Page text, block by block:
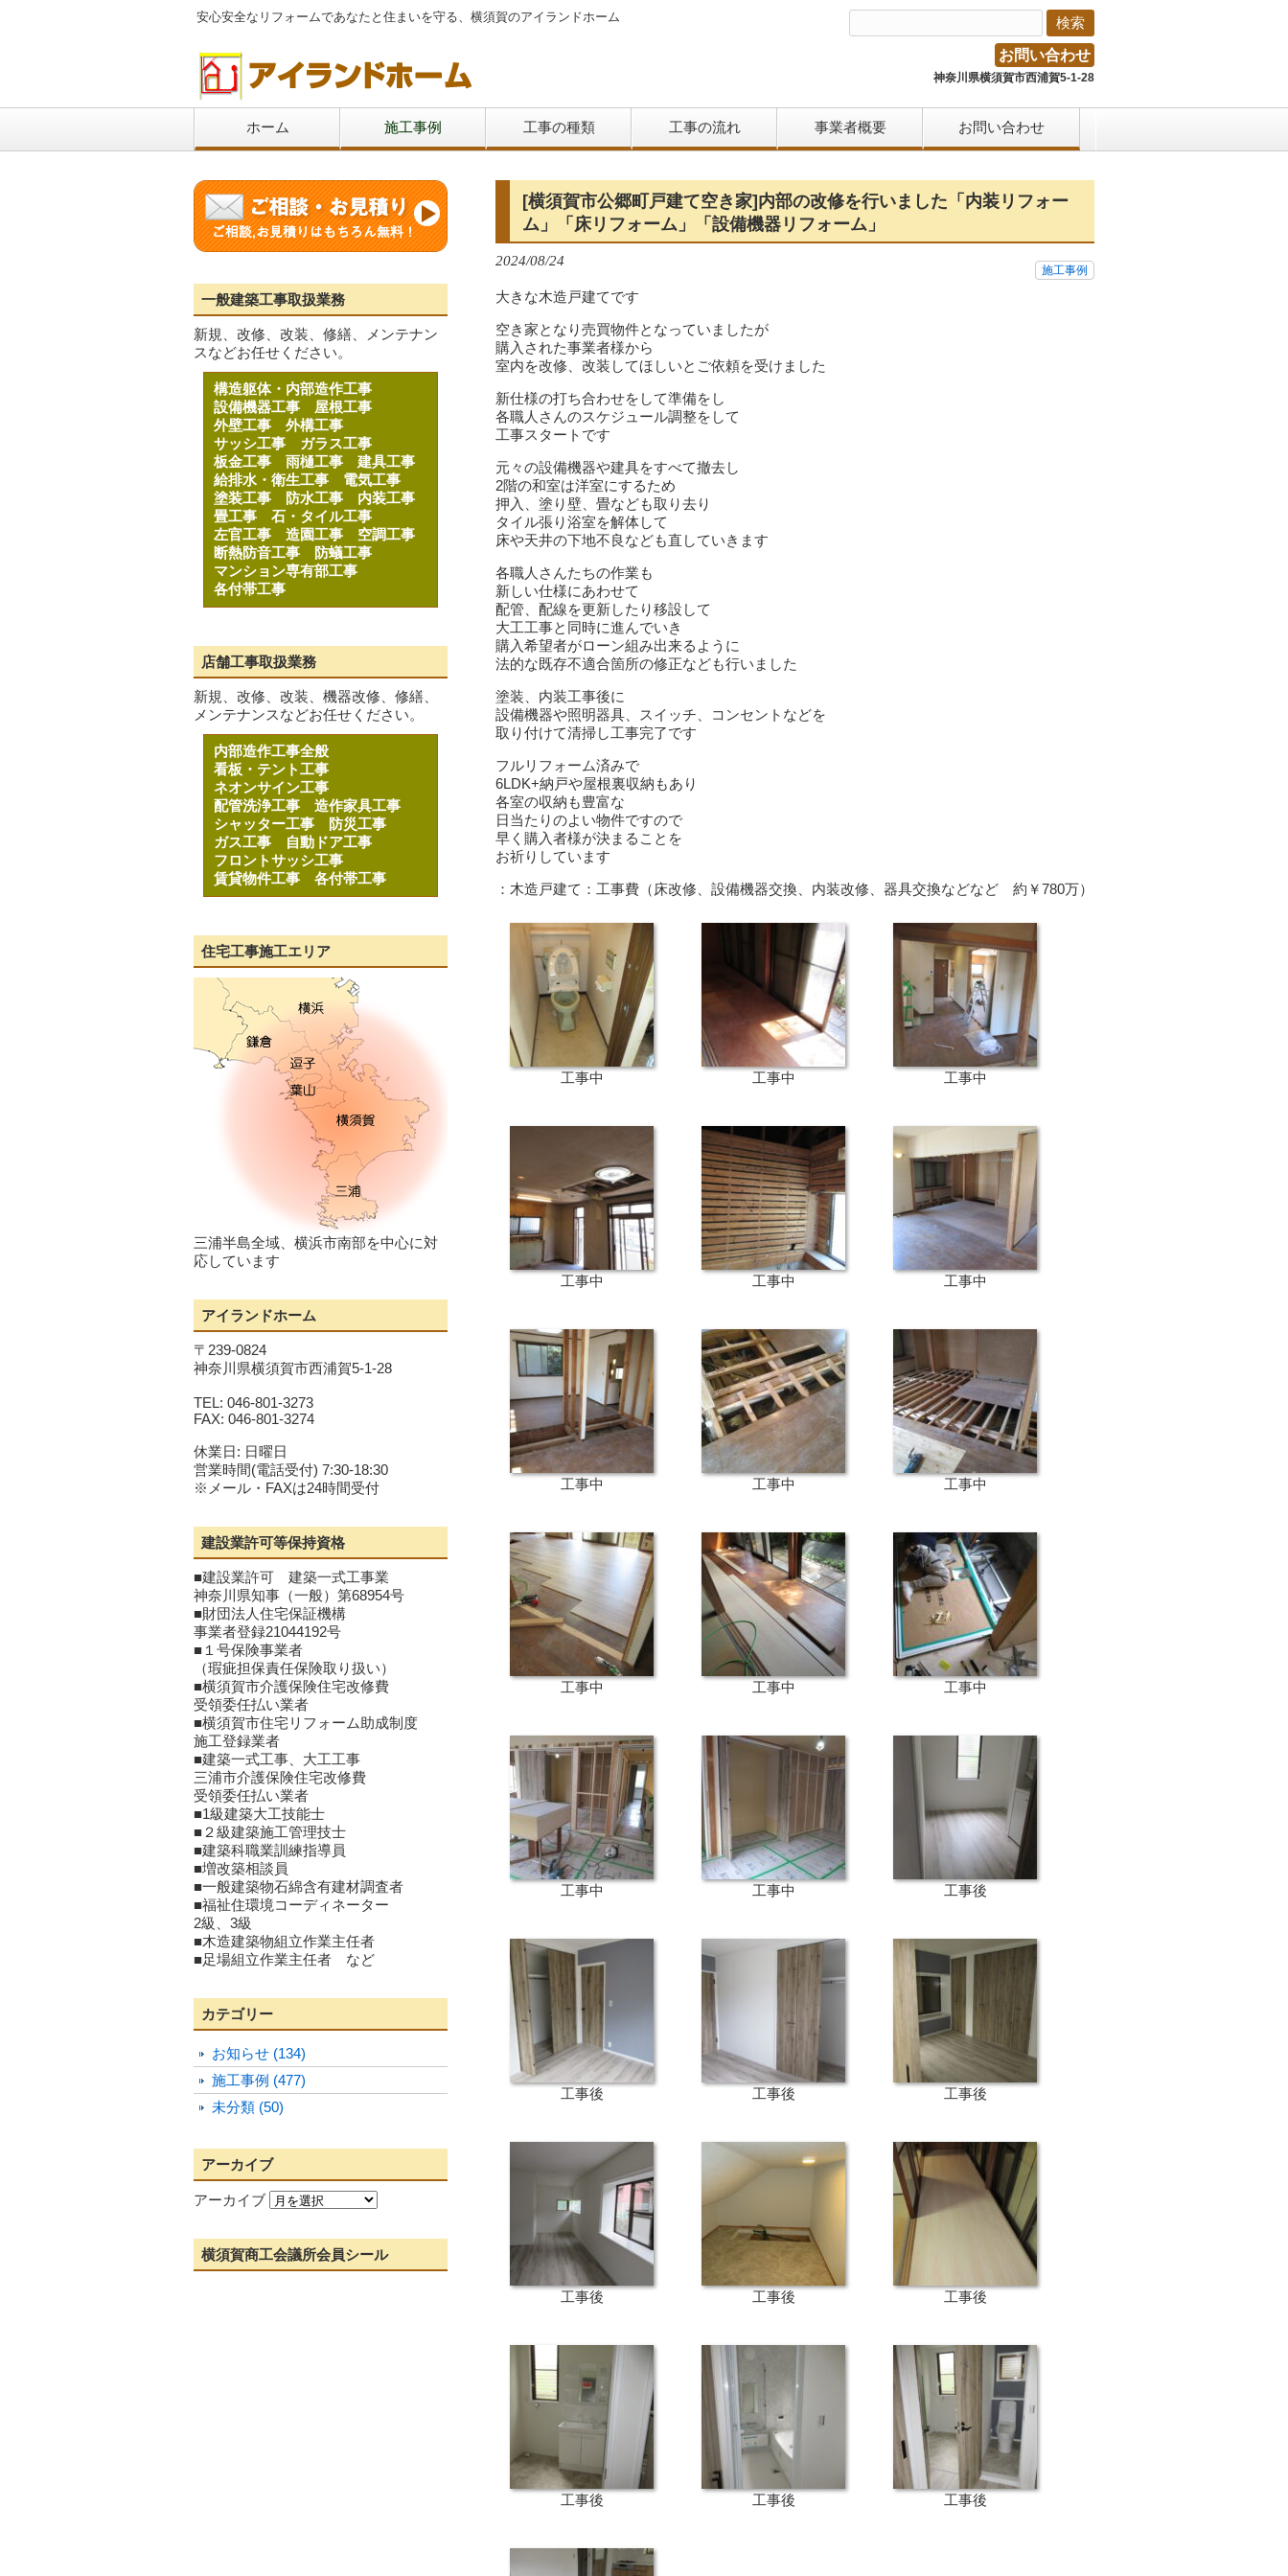
安心安全なリフォームであなたと住まいを守る、横須賀のアイランドホーム
お問い合わせ
神奈川県横須賀市西浦賀5-1-28
ホーム 施工事例 工事の種類 工事の流れ 事業者概要 お問い合わせ
[横須賀市公郷町戸建て空き家]内部の改修を行いました「内装リフォー
ム」「床リフォーム」「設備機器リフォーム」
2024/08/24
施工事例
大きな木造戸建てです
空き家となり売買物件となっていましたが
購入された事業者様から
室内を改修、改装してほしいとご依頼を受けました
新仕様の打ち合わせをして準備をし
各職人さんのスケジュール調整をして
工事スタートです
元々の設備機器や建具をすべて撤去し
2階の和室は洋室にするため
押入、塗り壁、畳なども取り去り
タイル張り浴室を解体して
床や天井の下地不良なども直していきます
各職人さんたちの作業も
新しい仕様にあわせて
配管、配線を更新したり移設して
大工工事と同時に進んでいき
購入希望者がローン組み出来るように
法的な既存不適合箇所の修正なども行いました
塗装、内装工事後に
設備機器や照明器具、スイッチ、コンセントなどを
取り付けて清掃し工事完了です
フルリフォーム済みで
6LDK+納戸や屋根裏収納もあり
各室の収納も豊富な
日当たりのよい物件ですので
早く購入者様が決まることを
お祈りしています
：木造戸建て：工事費（床改修、設備機器交換、内装改修、器具交換などなど 約￥780万）
工事中 工事中 工事中
工事中 工事中 工事中
工事中 工事中 工事中
工事中 工事中 工事中
工事中 工事中 工事後
工事後 工事後 工事後
工事後 工事後 工事後
工事後 工事後 工事後
一般建築工事取扱業務
新規、改修、改装、修繕、メンテナン
スなどお任せください。
構造躯体・内部造作工事
設備機器工事 屋根工事
外壁工事 外構工事
サッシ工事 ガラス工事
板金工事 雨樋工事 建具工事
給排水・衛生工事 電気工事
塗装工事
防水工事 内装工事
畳工事 石・タイル工事
左官工事 造園工事 空調工事
断熱防音工事
防蟻工事
マンション専有部工事
各付帯工事
店舗工事取扱業務
新規、改修、改装、機器改修、修繕、
メンテナンスなどお任せください。
内部造作工事全般
看板・テント工事
ネオンサイン工事
配管洗浄工事 造作家具工事
シャッター工事
防災工事
ガス工事
自動ドア工事
フロントサッシ工事
賃貸物件工事 各付帯工事
住宅工事施工エリア
三浦半島全域、横浜市南部を中心に対
応しています
アイランドホーム
〒239-0824
神奈川県横須賀市西浦賀5-1-28
TEL: 046-801-3273
FAX: 046-801-3274
休業日: 日曜日
営業時間(電話受付) 7:30-18:30
※メール・FAXは24時間受付
建設業許可等保持資格
■建設業許可 建築一式工事業
神奈川県知事（一般）第68954号
■財団法人住宅保証機構
事業者登録21044192号
■１号保険事業者
（瑕疵担保責任保険取り扱い）
■横須賀市介護保険住宅改修費
受領委任払い業者
■横須賀市住宅リフォーム助成制度
施工登録業者
■建築一式工事、大工工事
三浦市介護保険住宅改修費
受領委任払い業者
■1級建築大工技能士
■２級建築施工管理技士
■建築科職業訓練指導員
■増改築相談員
■一般建築物石綿含有建材調査者
■福祉住環境コーディネーター
2級、3級
■木造建築物組立作業主任者
■足場組立作業主任者 など
カテゴリー
お知らせ (134)
施工事例 (477)
未分類 (50)
アーカイブ
アーカイブ
横須賀商工会議所会員シール